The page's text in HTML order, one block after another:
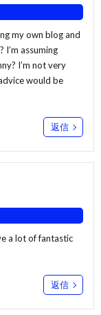
my own blog and
assuming
I’m not very
would be
返信
a lot of fantastic
返信